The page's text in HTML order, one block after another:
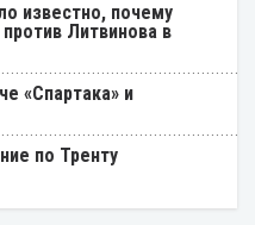
известно, почему
Литвинова в
«Спартака» и
по Тренту